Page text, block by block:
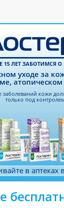
15 ЛЕТ ЗАБОТИМСЯ
уходе за
заболеваний кожи
только под
в аптеках